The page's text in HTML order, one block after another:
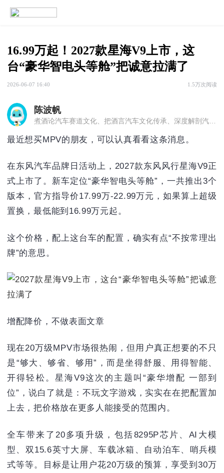
16.99万起！2027款星海V9上市，这
台“豪华智电头等舱”把诚意拉满了
2026-06-07 16:40 1.5万次阅读
陈波帆
煮酒论汽车赛道文化、把酒言汽车文化传承、深度解剖汽车构造、闲时评弹业内八卦、听波帆给你讲讲汽车那些事儿，在这里，读懂汽车。
最近想买MPV的朋友，可以认真看看这条消息。
在东风汽车品牌日活动上，2027款东风风行星海V9正
式上市了。新车定位“豪华智电头等舱”，一共推出3个
版本，官方指导价17.99万-22.99万元，如果算上超级
置换，最低能到16.99万元起。
这个价格，配上这台车的配置，确实有点“不按常理出
牌”的意思。
增配降价，不做表面文章
现在20万级MPV市场很热闹，但用户真正想要的不只
是“够大、够省、够用”，而是坐得舒服、用得智能、
开得轻松。星海V9这次的主题叫“豪华增配 一部到
位”，说白了就是：不玩文字游戏，实实在在把配置加
上去，把价格放在更多人能接受的范围内。
全车带来了20多项升级，包括8295P芯片、AI大模
型、双15.6英寸大屏、车载冰箱、自动泊车、哨兵模
式等等。目标是让用户花20万级的预算，享受到30万